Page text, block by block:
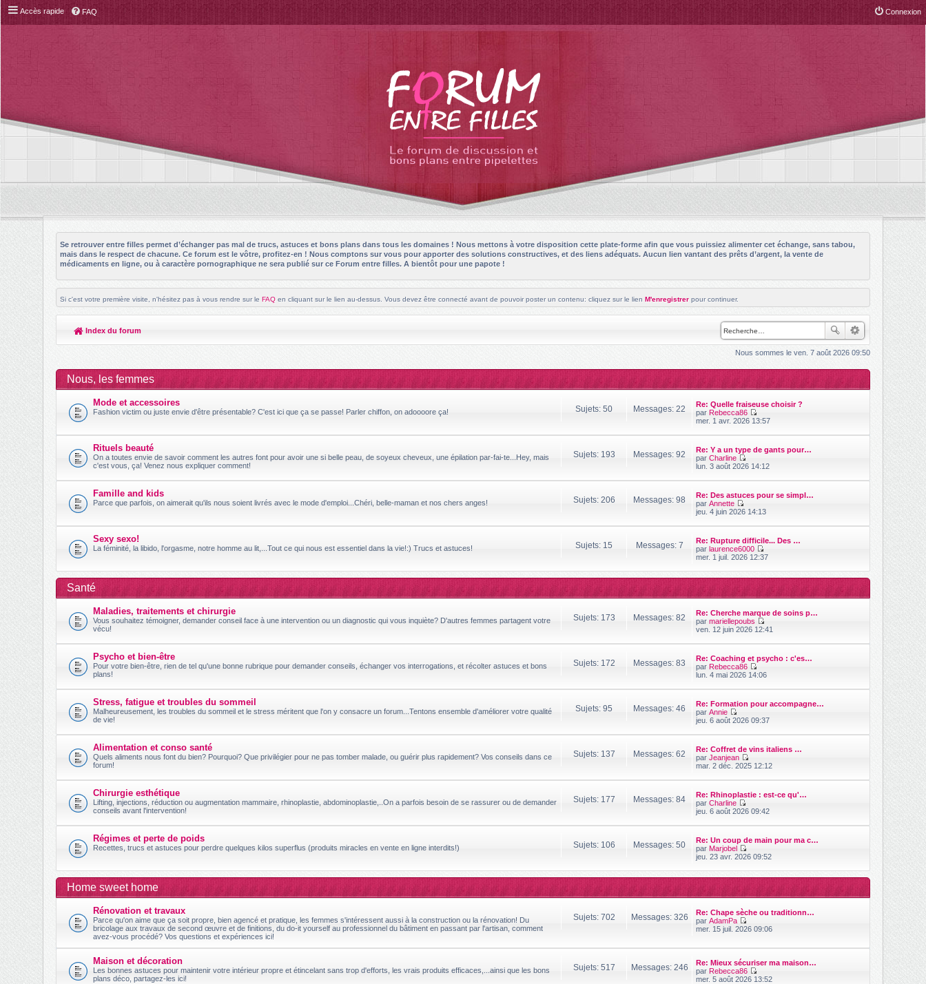
Accès rapide FAQ Connexion
Se retrouver entre filles permet d’échanger pas mal de trucs, astuces et bons plans dans tous les domaines ! Nous mettons à votre disposition cette plate-forme afin que vous puissiez alimenter cet échange, sans tabou,
mais dans le respect de chacune. Ce forum est le vôtre, profitez-en ! Nous comptons sur vous pour apporter des solutions constructives, et des liens adéquats. Aucun lien vantant des prêts d’argent, la vente de
médicaments en ligne, ou à caractère pornographique ne sera publié sur ce Forum entre filles. A bientôt pour une papote !
Si c'est votre première visite, n'hésitez pas à vous rendre sur le FAQ en cliquant sur le lien au-dessus. Vous devez être connecté avant de pouvoir poster un contenu: cliquez sur le lien M'enregistrer pour continuer.
Index du forum
Nous sommes le ven. 7 août 2026 09:50
Nous, les femmes
Mode et accessoires
Fashion victim ou juste envie d'être présentable? C'est ici que ça se passe! Parler chiffon, on adoooore ça! Sujets: 50 Messages: 22
Re: Quelle fraiseuse choisir ?
par Rebecca86
V
i
l
d
n
i
e
m
s
s
a
e
mer. 1 avr. 2026 13:57
Rituels beauté
On a toutes envie de savoir comment les autres font pour avoir une si belle peau, de soyeux cheveux, une épilation par-fai-te...Hey, mais
c'est vous, ça! Venez nous expliquer comment!
Sujets: 193 Messages: 92
Re: Y a un type de gants pour…
par Charline
V
i
l
d
n
i
e
m
e
s
g
e
lun. 3 août 2026 14:12
Famille and kids
Parce que parfois, on aimerait qu'ils nous soient livrés avec le mode d'emploi...Chéri, belle-maman et nos chers anges! Sujets: 206 Messages: 98
Re: Des astuces pour se simpl…
par Annette
V
i
l
e
d
r
e
m
e
s
s
g
e
jeu. 4 juin 2026 14:13
Sexy sexo!
La féminité, la libido, l'orgasme, notre homme au lit,...Tout ce qui nous est essentiel dans la vie!:) Trucs et astuces! Sujets: 15 Messages: 7
Re: Rupture difficile... Des …
par laurence6000
V
i
r
e
e
n
e
m
e
s
s
g
mer. 1 juil. 2026 12:37
Santé
Maladies, traitements et chirurgie
Vous souhaitez témoigner, demander conseil face à une intervention ou un diagnostic qui vous inquiète? D'autres femmes partagent votre
vécu!
Sujets: 173 Messages: 82
Re: Cherche marque de soins p…
par mariellepoubs
V
i
l
d
n
e
m
s
a
ven. 12 juin 2026 12:41
Psycho et bien-être
Pour votre bien-être, rien de tel qu'une bonne rubrique pour demander conseils, échanger vos interrogations, et récolter astuces et bons
plans!
Sujets: 172 Messages: 83
Re: Coaching et psycho : c'es…
par Rebecca86
V
i
l
d
n
e
m
s
a
lun. 4 mai 2026 14:06
Stress, fatigue et troubles du sommeil
Malheureusement, les troubles du sommeil et le stress méritent que l'on y consacre un forum...Tentons ensemble d'améliorer votre qualité
de vie!
Sujets: 95 Messages: 46
Re: Formation pour accompagne…
par Annie
V
i
l
e
d
n
e
m
s
s
a
e
jeu. 6 août 2026 09:37
Alimentation et conso santé
Quels aliments nous font du bien? Pourquoi? Que privilégier pour ne pas tomber malade, ou guérir plus rapidement? Vos conseils dans ce
forum!
Sujets: 137 Messages: 62
Re: Coffret de vins italiens …
par Jeanjean
V
i
l
d
n
e
m
e
s
g
mar. 2 déc. 2025 12:12
Chirurgie esthétique
Lifting, injections, réduction ou augmentation mammaire, rhinoplastie, abdominoplastie,..On a parfois besoin de se rassurer ou de demander
conseils avant l'intervention!
Sujets: 177 Messages: 84
Re: Rhinoplastie : est-ce qu'…
par Charline
V
i
l
d
r
e
r
m
e
s
a
e
jeu. 6 août 2026 09:42
Régimes et perte de poids
Recettes, trucs et astuces pour perdre quelques kilos superflus (produits miracles en vente en ligne interdits!) Sujets: 106 Messages: 50
Re: Un coup de main pour ma c…
par Marjobel
V
i
r
e
e
n
e
m
e
s
jeu. 23 avr. 2026 09:52
Home sweet home
Rénovation et travaux
Parce qu'on aime que ça soit propre, bien agencé et pratique, les femmes s'intéressent aussi à la construction ou la rénovation! Du
bricolage aux travaux de second œuvre et de finitions, du do-it yourself au professionnel du bâtiment en passant par l'artisan, comment
avez-vous procédé? Vos questions et expériences ici!
Sujets: 702 Messages: 326
Re: Chape sèche ou traditionn…
par AdamPa
V
l
e
d
mer. 15 juil. 2026 09:06
Maison et décoration
Les bonnes astuces pour maintenir votre intérieur propre et étincelant sans trop d'efforts, les vrais produits efficaces,...ainsi que les bons
plans déco, partagez-les ici!
Sujets: 517 Messages: 246
Re: Mieux sécuriser ma maison…
par Rebecca86
V
mer. 5 août 2026 13:52